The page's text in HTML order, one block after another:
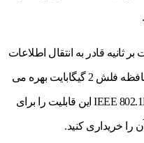
با پهنای باند 160 گیگابیت بر ثانیه قادر به انتقال اطلاعات
می باشد و از حافظه رم 4 گیگابایت و حافظه فلش 2 گیگابایت بهره می
برد. این سوئیچ 24 پورتی و با استاندارد IEEE 802.1D این قابلیت را برای
را خریداری کنید.